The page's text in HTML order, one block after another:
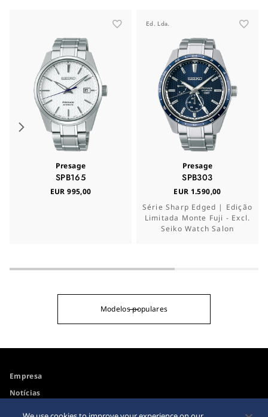
Presage
SPB165
EUR 995,00
Ed. Lda.
Presage
SPB303
EUR 1.590,00
Série Sharp Edged | Edição
Limitada Monte Fuji - Excl.
Seiko Watch Salon
Modelos populares
Empresa
Notícias